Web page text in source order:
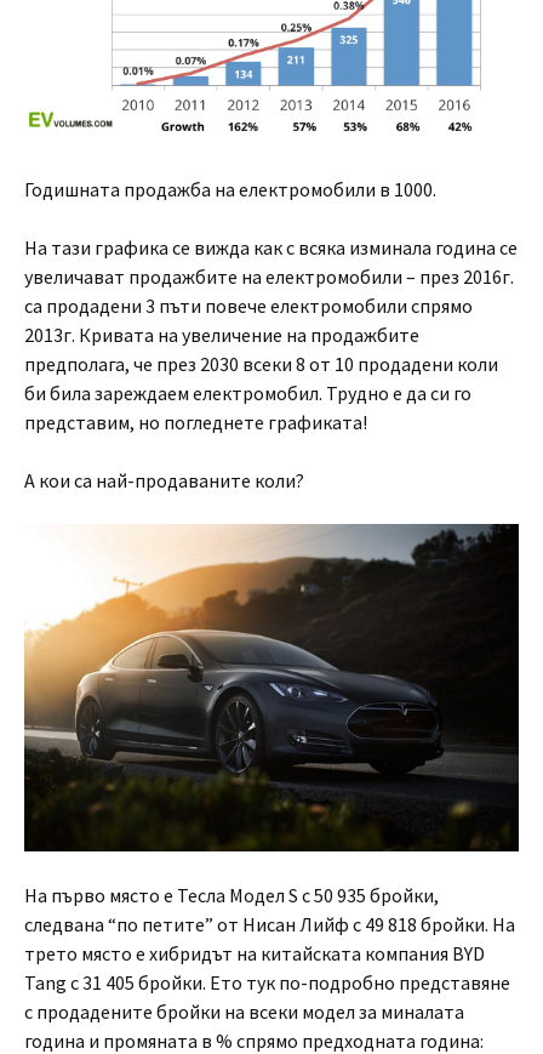
Годишната продажба на електромобили в 1000.
На тази графика се вижда как с всяка изминала година се
увеличават продажбите на електромобили – през 2016г.
са продадени 3 пъти повече електромобили спрямо
2013г. Кривата на увеличение на продажбите
предполага, че през 2030 всеки 8 от 10 продадени коли
би била зареждаем електромобил. Трудно е да си го
представим, но погледнете графиката!
А кои са най-продаваните коли?
На първо място е Тесла Модел S с 50 935 бройки,
следвана “по петите” от Нисан Лийф с 49 818 бройки. На
трето място е хибридът на китайската компания BYD
Tang с 31 405 бройки. Ето тук по-подробно представяне
с продадените бройки на всеки модел за миналата
година и промяната в % спрямо предходната година: